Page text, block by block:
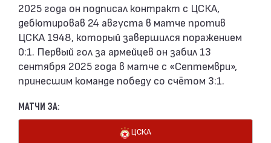
2025 года он подписал контракт с ЦСКА,
дебютировав 24 августа в матче против
ЦСКА 1948, который завершился поражением
0:1. Первый гол за армейцев он забил 13
сентября 2025 года в матче с «Септември»,
принесшим команде победу со счётом 3:1.
МАТЧИ ЗА:
ЦСКА